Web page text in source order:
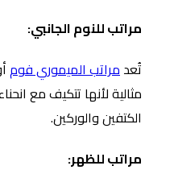
مراتب للنوم الجانبي:
تُعدمراتب الميموري فوم
مثالية لأنها تتكيف مع
الكتفين والوركين.
مراتب للظهر: